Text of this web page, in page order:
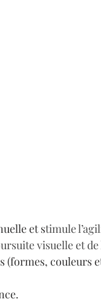
et stimule
visuelle et
(formes, couleurs